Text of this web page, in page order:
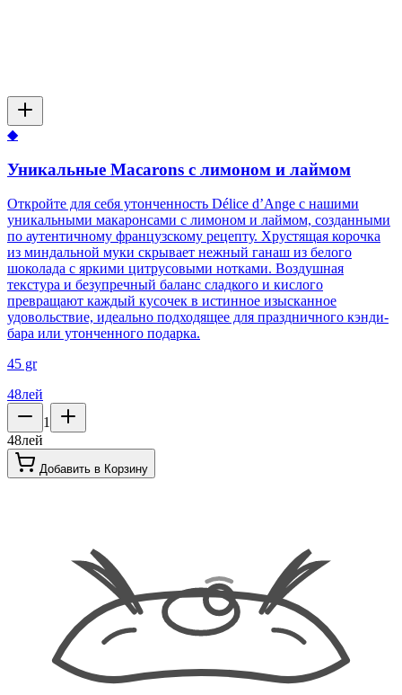
◆
Уникальные Macarons с лимоном и лаймом
Откройте для себя утонченность Délice d’Ange с нашими
уникальными макаронсами с лимоном и лаймом, созданными
по аутентичному французскому рецепту. Хрустящая корочка
из миндальной муки скрывает нежный ганаш из белого
шоколада с яркими цитрусовыми нотками. Воздушная
текстура и безупречный баланс сладкого и кислого
превращают каждый кусочек в истинное изысканное
удовольствие, идеально подходящее для праздничного кэнди-
бара или утонченного подарка.
45 gr
48лей
1
48лей
Добавить в Корзину